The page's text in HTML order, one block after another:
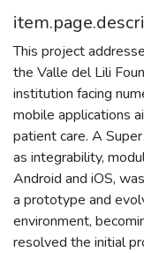
This project
the Valle del Lili
institution facing
mobile applications
patient care. A
as integrability,
Android and iOS,
a prototype and
environment,
resolved the initial